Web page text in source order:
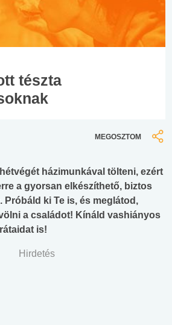
tészta
MEGOSZTOM
házimunkával tölteni, ezért
a gyorsan elkészíthető, biztos
Próbáld ki Te is, és meglátod,
a családot! Kínáld vashiányos
is!
Hirdetés